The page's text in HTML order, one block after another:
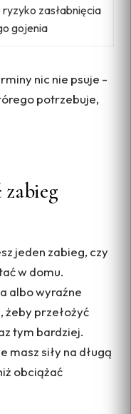
zasłabnięcia
gojenia
nic nie psuje -
potrzebuje,
zabieg
jeden zabieg, czy
w domu.
albo wyraźne
żeby przełożyć
tym bardziej.
masz siły na długą
obciążać